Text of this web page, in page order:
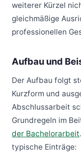
weiterer Kürzel
gleichmäßige
professionellen
Aufbau und
Der Aufbau folgt
Kurzform und
Abschlussarbeit
Grundregeln im
der Bachelorarbeit
typische Einträge: